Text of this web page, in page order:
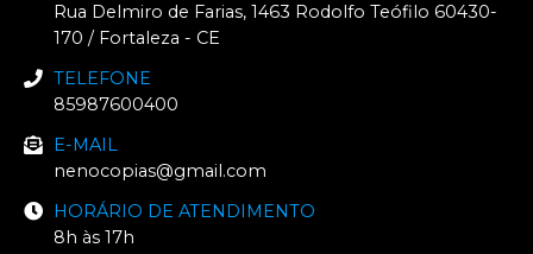
Rua Delmiro de Farias, 1463 Rodolfo Teófilo 60430-
170 / Fortaleza - CE
TELEFONE
85987600400
E-MAIL
nenocopias@gmail.com
HORÁRIO DE ATENDIMENTO
8h às 17h